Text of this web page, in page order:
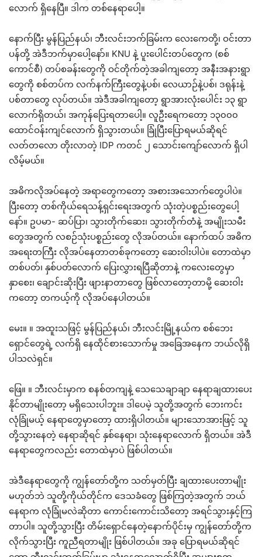
လောက် ရှိနေပြီ။ ဒါက တစ်နေရာပေါ့။
နောက်ပြီး မွန်ပြည်နယ်၊ ဘီးလင်းဘက်ခြမ်းက လေးကေတို့၊ ဝင်းတာ
ပန်တို့ အဲဒီဘက်မှာပေါ့နော်။ KNU နဲ့ ပူးပေါင်းတပ်တွေက (စစ်
ကောင်စီ) တပ်စခန်းတွေကို ဝင်တိုက်တဲ့အခါကျတော့ အနီးအနားရွာ
တွေကို စစ်တပ်က လက်နက်ကြီးတွေနဲ့ပစ်၊ လေယာဉ်နဲ့ပစ်၊ ဒရုန်းနဲ့
ပစ်တာတွေ လုပ်တယ်။ အဲဒီအခါကျတော့ ရွာအားလုံးပေါင်း ၁၃ ရွာ
လောက်ရှိတယ်၊ အကုန်ပြေးရတာပေါ့။ လူဦးရေကတော့ ၁၃၀၀၀
ထောင်ဝန်းကျင်လောက် ရှိသွားတယ်။ ခြုံပြီးပြောရမယ်ဆိုရင်
လတ်တလော တိုးလာတဲ့ IDP ကတင် ၂ သောင်းကျော်လောက် ရှိပါ
လိမ့်မယ်။
အဓိကလိုအပ်နေတဲ့ အရာတွေကတော့ အစားအသောက်တွေပါပဲ။
ပြီးတော့ တစ်ကိုယ်ရေသန့်ရှင်းရေးအတွက် သုံးတဲ့ပစ္စည်းတွေပေါ့
နော်။ ဥပမာ- ဆပ်ပြာ၊ သွားတိုက်ဆေး၊ သွားတိုက်တံနဲ့ အမျိုးသမီး
တွေအတွက် လစဉ်သုံးပစ္စည်းတွေ လိုအပ်တယ်။ နောက်ထပ် အဓိက
အရေးတကြီး လိုအပ်နေတာတစ်ခုကတော့ ဆေးဝါးပါပဲ။ တောထဲမှာ
တစ်ပတ်၊ နှစ်ပတ်လောက် ပြေးလွှားရပြီဆိုတာနဲ့ ကလေးတွေမှာ
နှာစေး၊ ချောင်းဆိုးပြီး ဖျားနာတာတွေ ဖြစ်လာတော့တာမို့ ဆေးဝါး
ကတော့ တကယ့်ကို လိုအပ်နေပါတယ်။
မေး။ ။ အထူးသဖြင့် မွန်ပြည်နယ်၊ ဘီးလင်းမြို့နယ်က စစ်ဘေး
ရှောင်တွေရဲ့ လက်ရှိ နေထိုင်စားသောက်မှု အခြေအနေက ဘယ်လိုရှိ
ပါသလဲရှင်။
ဖြေ။ ။ ဘီးလင်းမှာက စနစ်တကျနဲ့ သေသေချာချာ နေရာချထားပေး
နိုင်တာမျိုးတော့ မရှိသေးပါဘူး။ ဒါပေမဲ့ သူတို့အတွက် ဘေးကင်း
လုံခြုံမယ့် နေရာတွေမှာတော့ ထားရှိပါတယ်။ များသောအားဖြင့် သူ
တို့သွားနေတဲ့ နေရာဆိုရင် နှစ်နေရာ၊ သုံးနေရာလောက် ရှိတယ်။ အဲဒီ
နေရာတွေကလည်း တောထဲမှာပဲ ဖြစ်ပါတယ်။
အဲဒီနေရာတွေကို ကျွန်တော်တို့က သတ်မှတ်ပြီး ချထားပေးတာမျိုး
မဟုတ်ဘဲ သူတို့ကိုယ်တိုင်က ဒေသခံတွေ ဖြစ်ကြတဲ့အတွက် ဘယ်
နေရာက လုံခြုံမလဲဆိုတာ ကောင်းကောင်းသိတော့ အရင်သွားနှင့်ကြ
တာပါ။ သူတို့သွားပြီး တိမ်းရှောင်နေတဲ့နောက်ပိုင်းမှ ကျွန်တော်တို့က
လိုက်သွားပြီး ကူညီရတာမျိုး ဖြစ်ပါတယ်။ အခု ပြောရမယ်ဆိုရင်